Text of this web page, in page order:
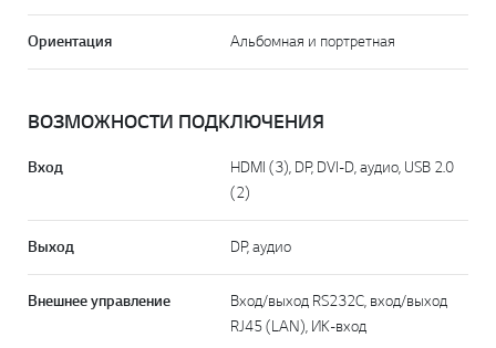
Ориентация Альбомная и портретная
ВОЗМОЖНОСТИ ПОДКЛЮЧЕНИЯ
Вход
HDMI (3), DP, DVI-D, аудио, USB 2.0
(2)
Выход DP, аудио
Внешнее управление
Вход/выход RS232C, вход/выход
RJ45 (LAN), ИК-вход